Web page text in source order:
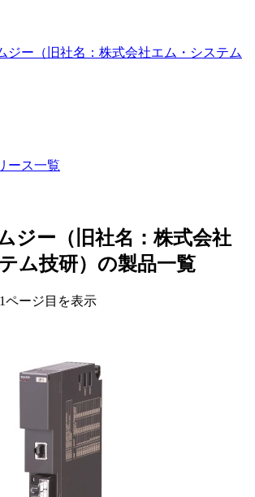
ジー（旧社名：株式会社エム・システム
ース一覧
ジー（旧社名：株式会社
ム技研）の製品一覧
1ページ目を表示